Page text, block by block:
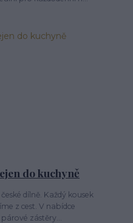
do kuchyně
dílně. Každý kousek
z cest. V nabídce
zástěry...